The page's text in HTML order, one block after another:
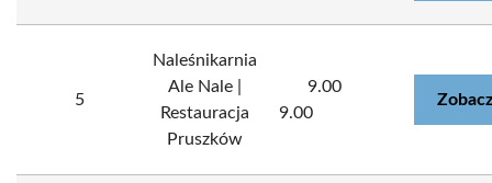
5
Naleśnikarnia
Ale Nale |
Restauracja
Pruszków
9.00
9.00